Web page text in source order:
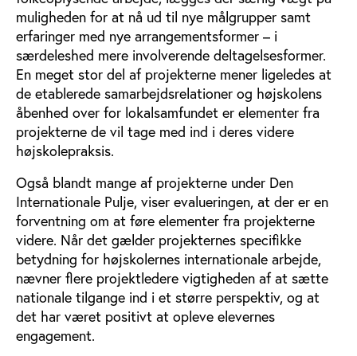
muligheden for at nå ud til nye målgrupper samt
erfaringer med nye arrangementsformer – i
særdeleshed mere involverende deltagelsesformer.
En meget stor del af projekterne mener ligeledes at
de etablerede samarbejdsrelationer og højskolens
åbenhed over for lokalsamfundet er elementer fra
projekterne de vil tage med ind i deres videre
højskolepraksis.
Også blandt mange af projekterne under Den
Internationale Pulje, viser evalueringen, at der er en
forventning om at føre elementer fra projekterne
videre. Når det gælder projekternes specifikke
betydning for højskolernes internationale arbejde,
nævner flere projektledere vigtigheden af at sætte
nationale tilgange ind i et større perspektiv, og at
det har været positivt at opleve elevernes
engagement.